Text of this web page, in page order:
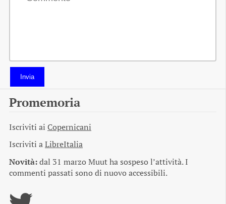
Invia
Promemoria
Iscriviti ai Copernicani
Iscriviti aLibreItalia
Novità:dal 31 marzo Muut ha sospeso l’attività. I
commenti passati sono di nuovo accessibili.